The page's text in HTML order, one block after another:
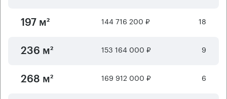
197 м² 144 716 200 ₽ 18
236 м² 153 164 000 ₽ 9
268 м² 169 912 000 ₽ 6